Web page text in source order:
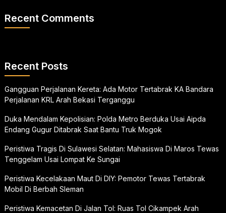
Recent Comments
Recent Posts
Gangguan Perjalanan Kereta: Ada Motor Tertabrak KA Bandara
Perjalanan KRL Arah Bekasi Terganggu
Duka Mendalam Kepolisian: Polda Metro Berduka Usai Aipda
Endang Gugur Ditabrak Saat Bantu Truk Mogok
Peristiwa Tragis Di Sulawesi Selatan: Mahasiswa Di Maros Tewas
Tenggelam Usai Lompat Ke Sungai
Peristiwa Kecelakaan Maut Di DIY: Pemotor Tewas Tertabrak
Mobil Di Berbah Sleman
Peristiwa Kemacetan Di Jalan Tol: Ruas Tol Cikampek Arah